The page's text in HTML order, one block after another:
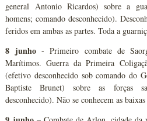
general Antonio Ricardos) sobre a
homens; comando desconhecido).
feridos em ambas as partes. Toda a
8 junho- Primeiro combate de
Marítimos. Guerra da Primeira
(efetivo desconhecido sob comando do
Baptiste Brunet) sobre as forças
desconhecido). Não se conhecem as